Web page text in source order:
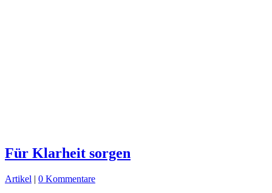
Für Klarheit sorgen
Artikel | 0 Kommentare